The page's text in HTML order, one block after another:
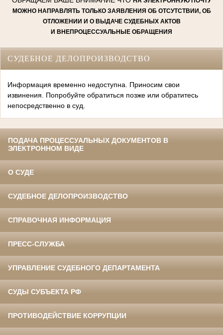
МОЖНО НАПРАВЛЯТЬ ТОЛЬКО ЗАЯВЛЕНИЯ ОБ ОТСУТСТВИИ, ОБ
ОТЛОЖЕНИИ И О ВЫДАЧЕ СУДЕБНЫХ АКТОВ
И ВНЕПРОЦЕССУАЛЬНЫЕ ОБРАЩЕНИЯ
СУДЕБНОЕ ДЕЛОПРОИЗВОДСТВО
Информация временно недоступна. Приносим свои
извинения. Попробуйте обратиться позже или обратитесь
непосредственно в суд.
ПОДАЧА ПРОЦЕССУАЛЬНЫХ ДОКУМЕНТОВ В
ЭЛЕКТРОННОМ ВИДЕ
О СУДЕ
СУДЕБНОЕ ДЕЛОПРОИЗВОДСТВО
СПРАВОЧНАЯ ИНФОРМАЦИЯ
ПРЕСС-СЛУЖБА
УПРАВЛЕНИЕ СУДЕБНОГО ДЕПАРТАМЕНТА
СУДЫ СУБЪЕКТА РФ
ПРОТИВОДЕЙСТВИЕ КОРРУПЦИИ